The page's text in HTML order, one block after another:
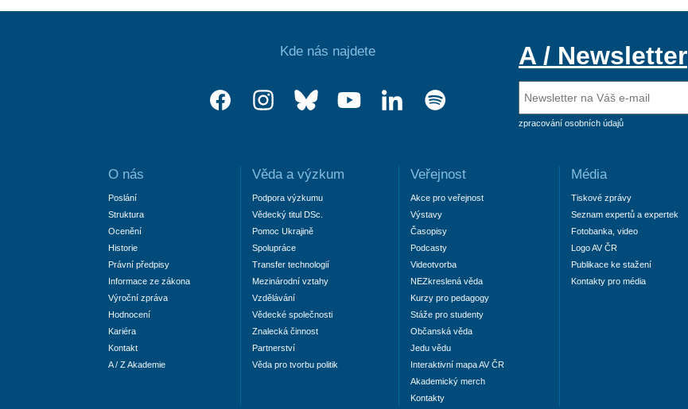
Kde nás najdete A / Newsletter
zpracování osobních údajů
O nás
Poslání
Struktura
Ocenění
Historie
Právní předpisy
Informace ze zákona
Výroční zpráva
Hodnocení
Kariéra
Kontakt
A / Z Akademie
Věda a výzkum
Podpora výzkumu
Vědecký titul DSc.
Pomoc Ukrajině
Spolupráce
Transfer technologií
Mezinárodní vztahy
Vzdělávání
Vědecké společnosti
Znalecká činnost
Partnerství
Věda pro tvorbu politik
Veřejnost
Akce pro veřejnost
Výstavy
Časopisy
Podcasty
Videotvorba
NEZkreslená věda
Kurzy pro pedagogy
Stáže pro studenty
Občanská věda
Jedu vědu
Interaktivní mapa AV ČR
Akademický merch
Kontakty
Média
Tiskové zprávy
Seznam expertů a expertek
Fotobanka, video
Logo AV ČR
Publikace ke stažení
Kontakty pro média